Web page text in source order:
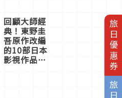
旅日優惠券
回顧大師經
典！東野圭
吾原作改編
的10部日本
影視作品推